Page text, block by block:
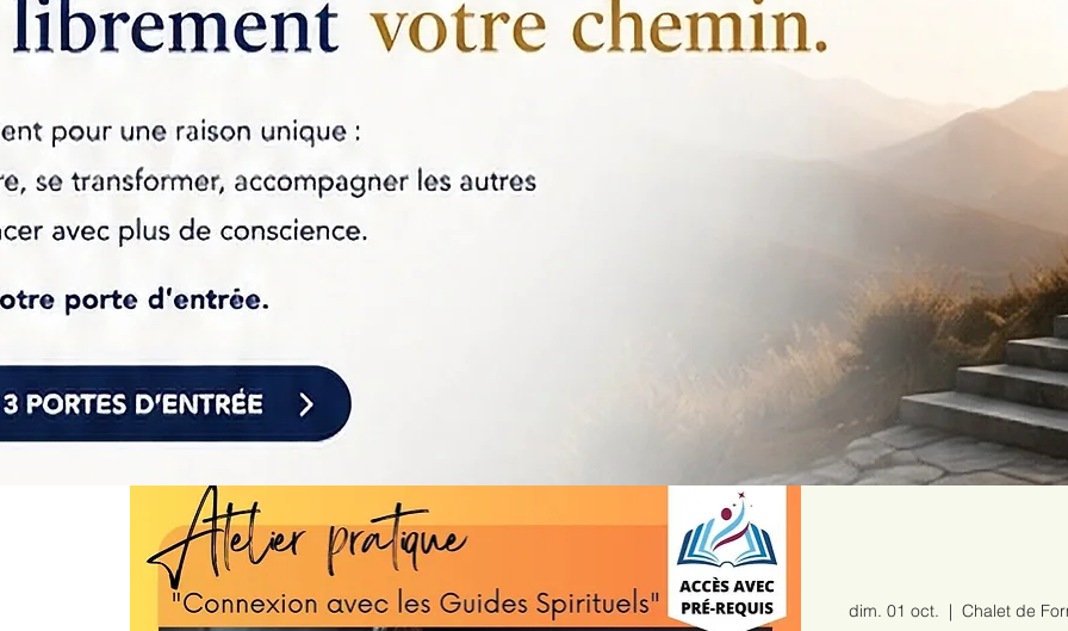
dim. 01 oct.
  |
Chalet de